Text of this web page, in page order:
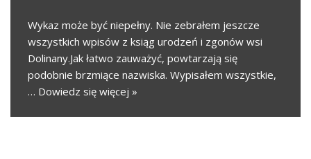
Wykaz może być niepełny. Nie zebrałem jeszcze
wszystkich wpisów z ksiąg urodzeń i zgonów wsi
Dolinany.Jak łatwo zauważyć, powtarzają się
podobnie brzmiące nazwiska. Wypisałem wszystkie,
… Dowiedz się więcej »